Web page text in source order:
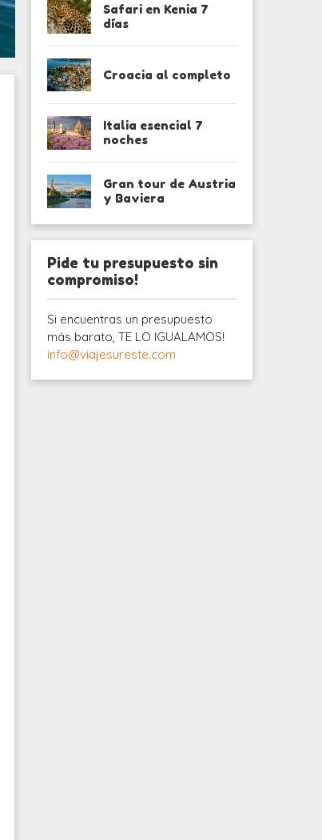
Safari en Kenia 7
días
Croacia al completo
Italia esencial 7
noches
Gran tour de Austria
y Baviera
Pide tu presupuesto sin
compromiso!
Si encuentras un presupuesto
más barato, TE LO IGUALAMOS!
info@viajesureste.com